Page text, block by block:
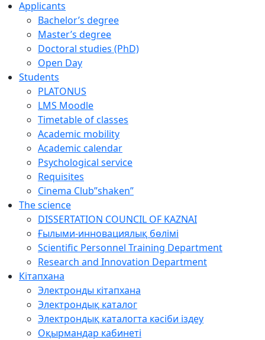
Applicants
Bachelor’s degree
Master’s degree
Doctoral studies (PhD)
Open Day
Students
PLATONUS
LMS Moodle
Timetable of classes
Academic mobility
Academic calendar
Psychological service
Requisites
Cinema Club”shaken”
The science
DISSERTATION COUNCIL OF KAZNAI
Ғылыми-инновациялық бөлімі
Scientific Personnel Training Department
Research and Innovation Department
Кітапхана
Электронды кітапхана
Электрондық каталог
Электрондық каталогта кәсіби іздеу
Оқырмандар кабинеті